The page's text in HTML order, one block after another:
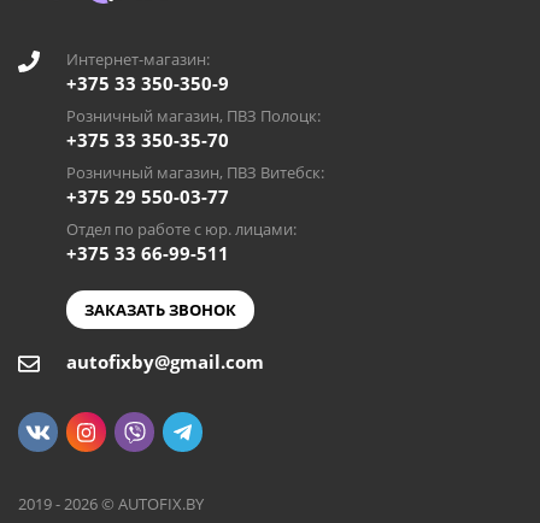
Интернет-магазин:
+375 33 350-350-9
Розничный магазин, ПВЗ Полоцк:
+375 33 350-35-70
Розничный магазин, ПВЗ Витебск:
+375 29 550-03-77
Отдел по работе с юр. лицами:
+375 33 66-99-511
ЗАКАЗАТЬ ЗВОНОК
autofixby@gmail.com
2019 - 2026 © AUTOFIX.BY